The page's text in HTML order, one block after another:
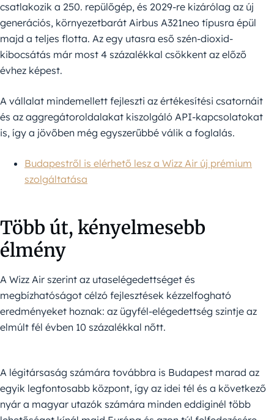
csatlakozik a 250. repülőgép, és 2029-re kizárólag az új
generációs, környezetbarát Airbus A321neo típusra épül
majd a teljes flotta. Az egy utasra eső szén-dioxid-
kibocsátás már most 4 százalékkal csökkent az előző
évhez képest.
A vállalat mindemellett fejleszti az értékesítési csatornáit
és az aggregátoroldalakat kiszolgáló API-kapcsolatokat
is, így a jövőben még egyszerűbbé válik a foglalás.
Budapestről is elérhető lesz a Wizz Air új prémium
szolgáltatása
Több út, kényelmesebb
élmény
A Wizz Air szerint az utaselégedettséget és
megbízhatóságot célzó fejlesztések kézzelfogható
eredményeket hoznak: az ügyfél-elégedettség szintje az
elmúlt fél évben 10 százalékkal nőtt.
A légitársaság számára továbbra is Budapest marad az
egyik legfontosabb központ, így az idei tél és a következő
nyár a magyar utazók számára minden eddiginél több